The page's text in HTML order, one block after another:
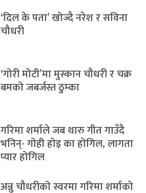
‘दिल के पता’ खोज्दै नरेश र सविना
चौधरी
‘गोरी मोटी’मा मुस्कान चौधरी र चक्र
बमको जबर्जस्त ठुम्का
गरिमा शर्माले जब थारु गीत गाउँदै
भनिन्- गोही होइ का होगिल, लागता
प्यार होगिल
अन्नु चौधरीको स्वरमा गरिमा शर्माको